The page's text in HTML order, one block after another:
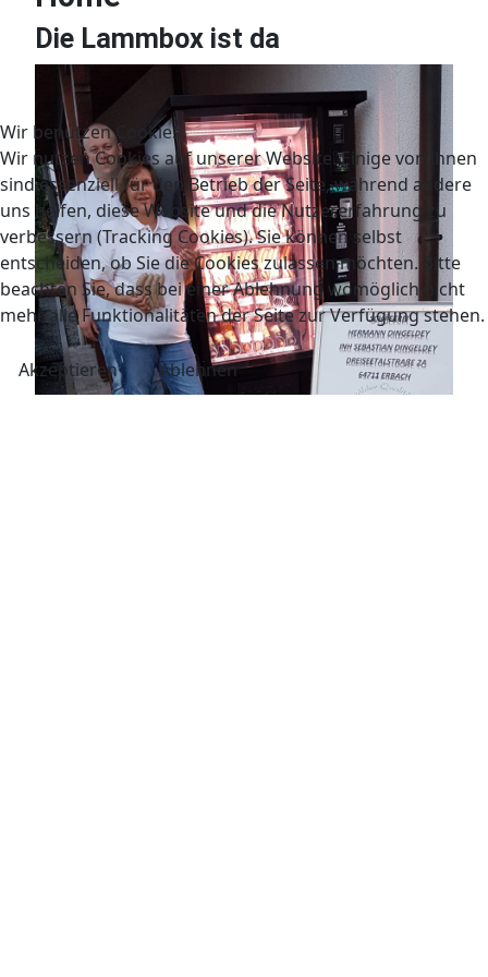
Die Lammbox ist da
Wir benutzen Cookies
Wir nutzen Cookies auf unserer Website. Einige von ihnen
sind essenziell für den Betrieb der Seite, während andere
uns helfen, diese Website und die Nutzererfahrung zu
verbessern (Tracking Cookies). Sie können selbst
entscheiden, ob Sie die Cookies zulassen möchten. Bitte
beachten Sie, dass bei einer Ablehnung womöglich nicht
mehr alle Funktionalitäten der Seite zur Verfügung stehen.
Akzeptieren Ablehnen